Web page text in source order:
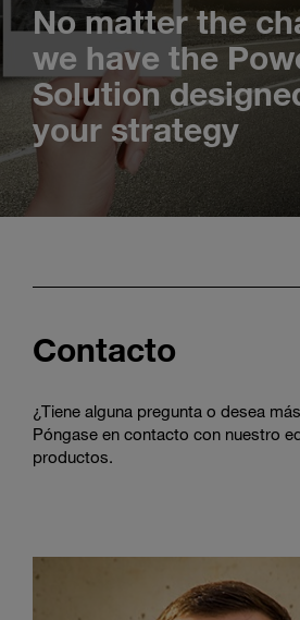
No matter the
we have the
Solution
your strategy
Contacto
¿Tiene alguna pregunta o desea
Póngase en contacto con nuestro
productos.